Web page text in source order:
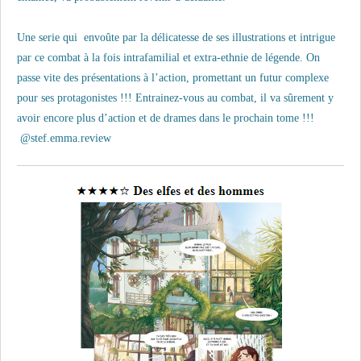
Une serie qui envoûte par la délicatesse de ses illustrations et intrigue
par ce combat à la fois intrafamilial et extra-ethnie de légende. On
passe vite des présentations à l’action, promettant un futur complexe
pour ses protagonistes !!! Entrainez-vous au combat, il va sûrement y
avoir encore plus d’action et de drames dans le prochain tome !!!
@stef.emma.review